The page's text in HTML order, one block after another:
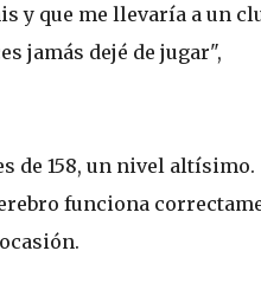
y que me llevaría a un
jamás dejé de jugar",
de 158, un nivel altísimo.
funciona